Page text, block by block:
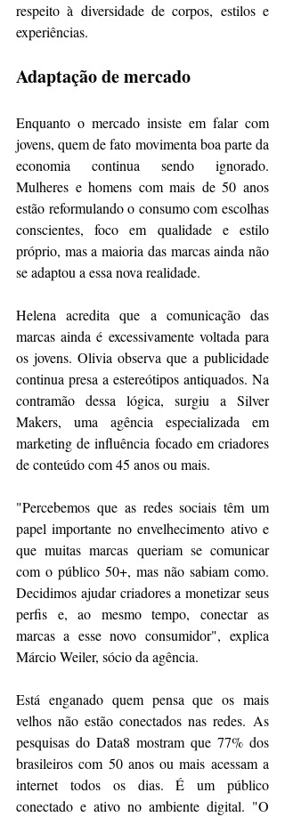
respeito à diversidade de corpos, estilos e
experiências.
Adaptação de mercado
Enquanto o mercado insiste em falar com
jovens, quem de fato movimenta boa parte da
economia continua sendo ignorado.
Mulheres e homens com mais de 50 anos
estão reformulando o consumo com escolhas
conscientes, foco em qualidade e estilo
próprio, mas a maioria das marcas ainda não
se adaptou a essa nova realidade.
Helena acredita que a comunicação das
marcas ainda é excessivamente voltada para
os jovens. Olivia observa que a publicidade
continua presa a estereótipos antiquados. Na
contramão dessa lógica, surgiu a Silver
Makers, uma agência especializada em
marketing de influência focado em criadores
de conteúdo com 45 anos ou mais.
"Percebemos que as redes sociais têm um
papel importante no envelhecimento ativo e
que muitas marcas queriam se comunicar
com o público 50+, mas não sabiam como.
Decidimos ajudar criadores a monetizar seus
perfis e, ao mesmo tempo, conectar as
marcas a esse novo consumidor", explica
Márcio Weiler, sócio da agência.
Está enganado quem pensa que os mais
velhos não estão conectados nas redes. As
pesquisas do Data8 mostram que 77% dos
brasileiros com 50 anos ou mais acessam a
internet todos os dias. É um público
conectado e ativo no ambiente digital. "O